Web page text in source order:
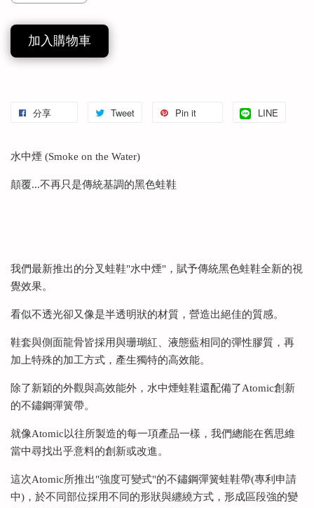
加入購物車
分享 Tweet Pin it LINE
水中煙 (Smoke on the Water)
顛覆...不再只是傳統基調的黑色蛙鞋
我們最新推出的分叉蛙鞋"水中煙"，賦予傳統黑色蛙鞋全新的視
覺效果。
看似不透光卻又像是半透明狀的材質，營造出絕佳的質感。
鞋套與側面龍骨皆採用與珊瑚紅、液態藍相同的彈性膠質，再
加上特殊的加工方式，產生獨特的高效能。
除了新穎的外觀與高效能外，水中煙蛙鞋還配備了Atomic創新
的不鏽鋼彈簧帶。
就像Atomic以往所製造的每一項產品一樣，我們總能在舊思維
當中尋找出乎意料的創新或改進。
這次Atomic所推出"強度可變式"的不鏽鋼彈簧蛙鞋帶(專利申請
中)，於不同部位採用不同的形狀與纏繞方式，形成區段強的變